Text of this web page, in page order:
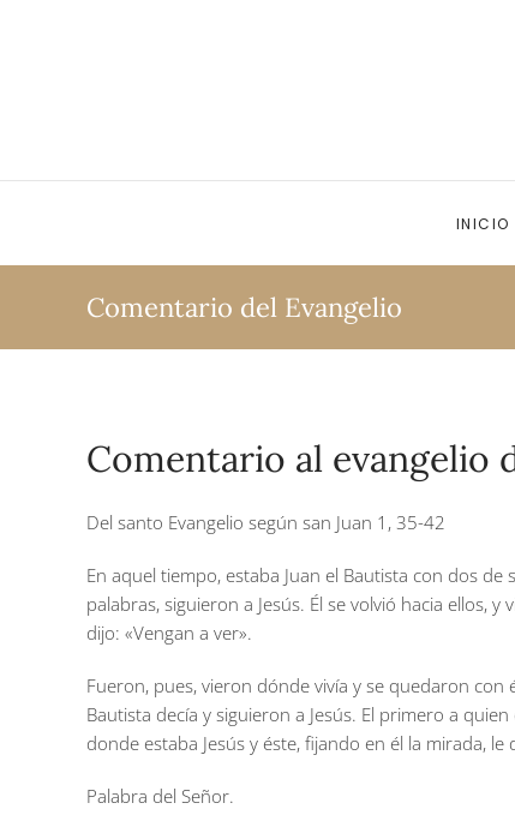
INICIO
Comentario del Evangelio
Comentario al evangelio
Del santo Evangelio según san Juan 1, 35-42
En aquel tiempo, estaba Juan el Bautista con dos
palabras, siguieron a Jesús. Él se volvió hacia ellos, y
dijo: «Vengan a ver».
Fueron, pues, vieron dónde vivía y se quedaron
Bautista decía y siguieron a Jesús. El primero a
donde estaba Jesús y éste, fijando en él la mirada, le
Palabra del Señor.